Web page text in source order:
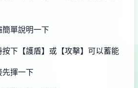
單說明一下
下【護盾】或【攻擊】可以蓄能
先揮一下